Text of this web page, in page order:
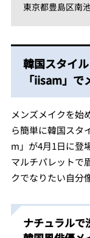
東京都豊島区南
韓国スタイ
「iisam」
メンズメイクを始
ら簡単に韓国スタ
m」が4月1日に登
マルチパレットで
クでなりたい自分
ナチュラルで